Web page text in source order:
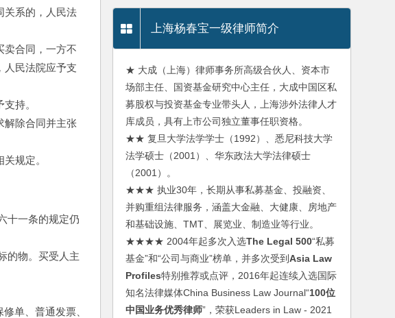
关系的，人民法
卖合同，一方不
人民法院应予支
持。
解除合同并主张
规定。
十一条的规定仍
的物。买受人主
单、普通发票、
上海杨春宝一级律师简介
★ 大成（上海）律师事务所高级合伙人、资本市
场部主任、国资基金研究中心主任，大成中国区私
募股权与投资基金专业带头人，上海涉外法律人才
库成员，具有上市公司独立董事任职资格。
★★ 复旦大学法学学士（1992）、悉尼科技大学
法学硕士（2001）、华东政法大学法律硕士
（2001）。
★★★ 执业30年，长期从事私募基金、投融资、
并购重组法律服务，涵盖大金融、大健康、房地产
和基础设施、TMT、展览业、制造业等行业。
★★★★ 2004年起多次入选The Legal 500“私募
基金”和“公司与商业”榜单，并多次受到Asia Law
Profiles特别推荐或点评，2016年起连续入选国际
知名法律媒体China Business Law Journal“100位
中国业务优秀律师”，荣获Leaders in Law - 2021